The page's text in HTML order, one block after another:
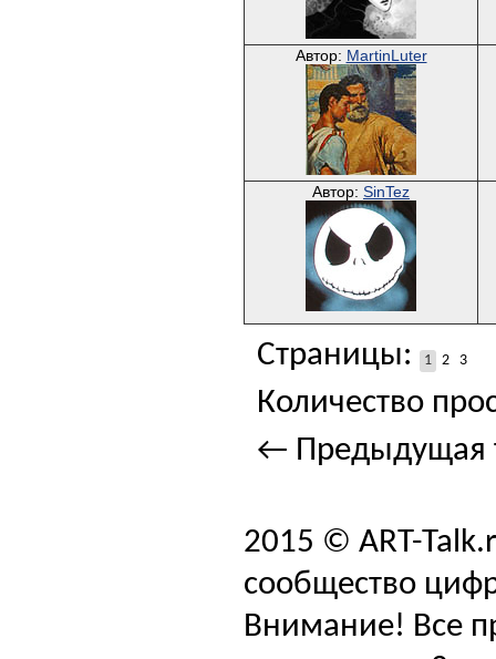
Автор: MartinLuter
Автор: SinTez
Страницы: 1 2 3
Количество
← Предыдущая
2015 © ART-
сообщество
Внимание! Все